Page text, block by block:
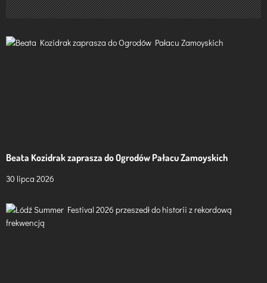
j
a
Beata Kozidrak zaprasza do Ogrodów Pałacu Zamoyskich
30 lipca 2026